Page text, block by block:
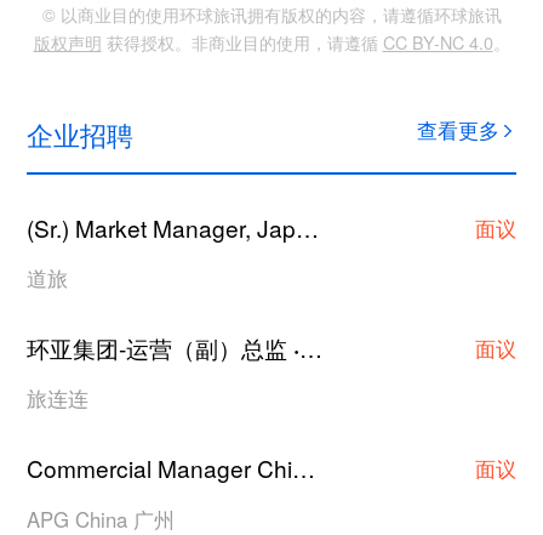
© 以商业目的使用环球旅讯拥有版权的内容，请遵循环球旅讯
版权声明 获得授权。非商业目的使用，请遵循 CC BY-NC 4.0。
企业招聘 查看更多
(Sr.) Market Manager, Japan Hotel Contracting ·
面议
道旅
环亚集团-运营（副）总监 · 上海
面议
旅连连
Commercial Manager China
面议
APG China 广州